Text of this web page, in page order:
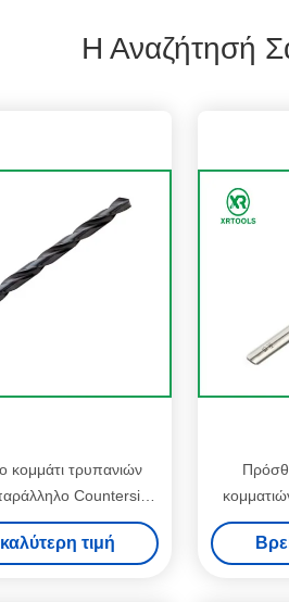
Η Αναζήτησή
κομμάτι τρυπανιών
Countersink
τρυπανιών
τιμή